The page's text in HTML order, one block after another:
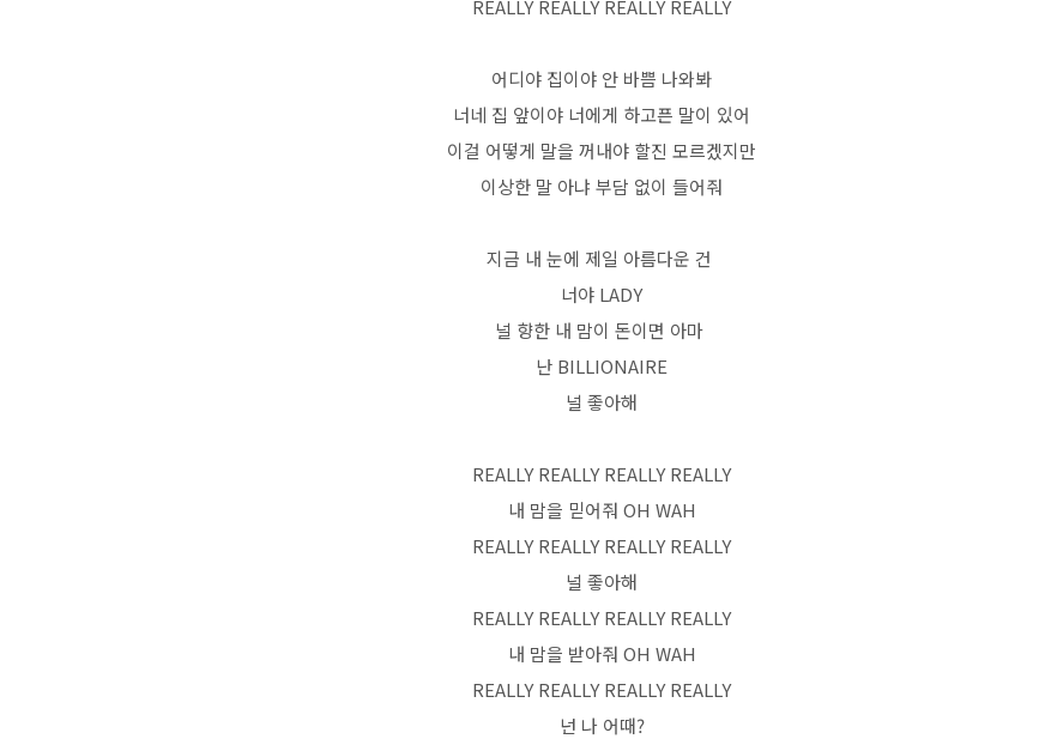
REALLY REALLY REALLY REALLY
어디야 집이야 안 바쁨 나와봐
너네 집 앞이야 너에게 하고픈 말이 있어
이걸 어떻게 말을 꺼내야 할진 모르겠지만
이상한 말 아냐 부담 없이 들어줘
지금 내 눈에 제일 아름다운 건
너야 LADY
널 향한 내 맘이 돈이면 아마
난 BILLIONAIRE
널 좋아해
REALLY REALLY REALLY REALLY
내 맘을 믿어줘 OH WAH
REALLY REALLY REALLY REALLY
널 좋아해
REALLY REALLY REALLY REALLY
내 맘을 받아줘 OH WAH
REALLY REALLY REALLY REALLY
넌 나 어때?